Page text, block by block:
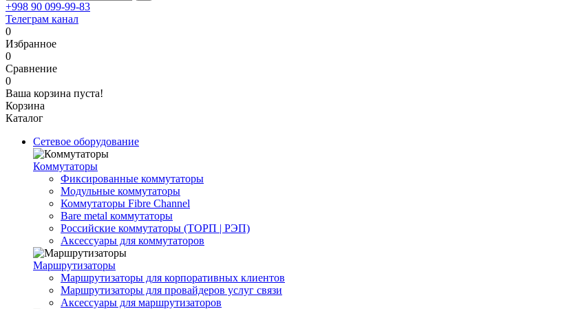
+998 90 099-99-83
Телеграм канал
0
Избранное
0
Сравнение
0
Ваша корзина пуста!
Корзина
Каталог
Сетевое оборудование
Коммутаторы
Фиксированные коммутаторы
Модульные коммутаторы
Коммутаторы Fibre Channel
Bare metal коммутаторы
Российские коммутаторы (ТОРП | РЭП)
Аксессуары для коммутаторов
Маршрутизаторы
Маршрутизаторы для корпоративных клиентов
Маршрутизаторы для провайдеров услуг связи
Аксессуары для маршрутизаторов